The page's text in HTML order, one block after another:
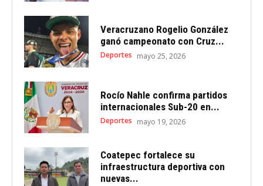
Veracruzano Rogelio González
ganó campeonato con Cruz...
Deportes mayo 25, 2026
Rocío Nahle confirma partidos
internacionales Sub-20 en...
Deportes mayo 19, 2026
Coatepec fortalece su
infraestructura deportiva con
nuevas...